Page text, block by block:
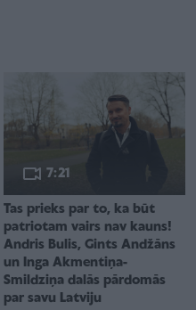
7:21
Tas prieks par to, ka būt
patriotam vairs nav kauns!
Andris Bulis, Gints Andžāns
un Inga Akmentiņa-
Smildziņa dalās pārdomās
par savu Latviju